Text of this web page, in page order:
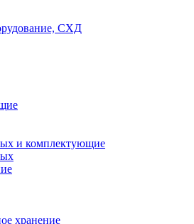
СХД
и комплектующие
хранение